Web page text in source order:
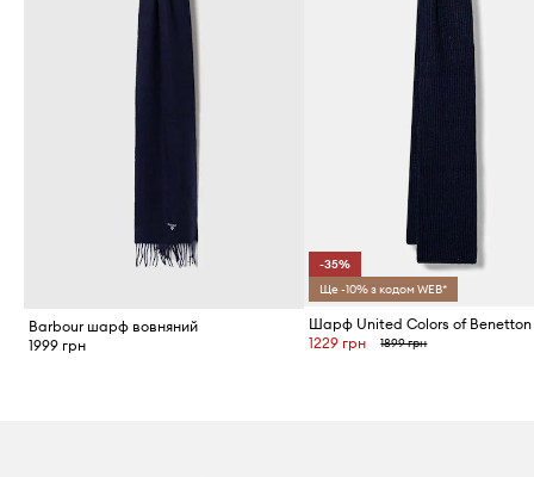
Barbour шарф вовняний
1999 грн
-35%
Ще -10% з кодом WEB*
Шарф United Colors of Benetton
1229 грн
1899 грн